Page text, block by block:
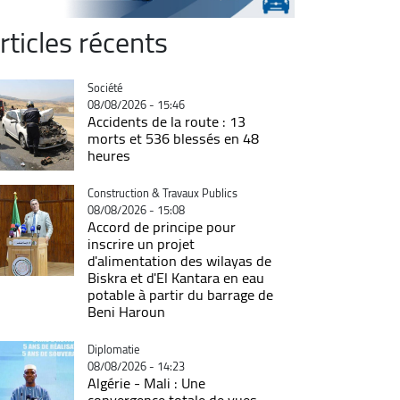
récents
Catégorie
Société
08/08/2026 - 15:46
Accidents de la route : 13
morts et 536 blessés en 48
heures
Catégorie
Construction & Travaux Publics
08/08/2026 - 15:08
Accord de principe pour
inscrire un projet
d'alimentation des wilayas de
Biskra et d'El Kantara en eau
potable à partir du barrage de
Beni Haroun
Catégorie
Diplomatie
08/08/2026 - 14:23
Algérie - Mali : Une